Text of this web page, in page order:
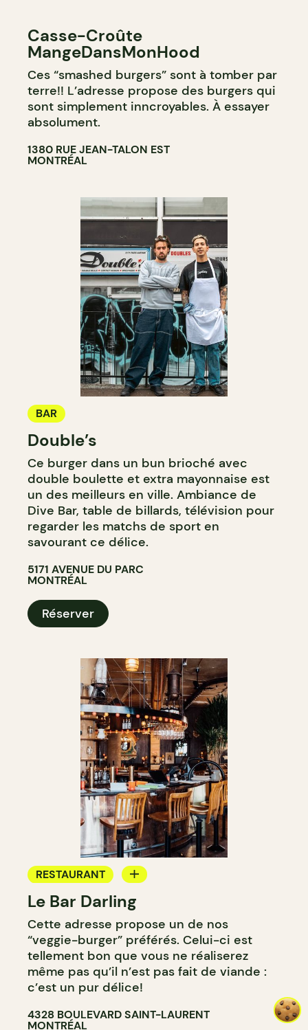
Casse-Croûte
MangeDansMonHood
Ces “smashed burgers” sont à tomber par
terre!! L’adresse propose des burgers qui
sont simplement inncroyables. À essayer
absolument.
1380 RUE JEAN-TALON EST
MONTRÉAL
BAR
Double’s
Ce burger dans un bun brioché avec
double boulette et extra mayonnaise est
un des meilleurs en ville. Ambiance de
Dive Bar, table de billards, télévision pour
regarder les matchs de sport en
savourant ce délice.
5171 AVENUE DU PARC
MONTRÉAL
Réserver
RESTAURANT
CAFÉ
BAR
BAR À COCKTAIL
Le Bar Darling
Cette adresse propose un de nos
“veggie-burger” préférés. Celui-ci est
tellement bon que vous ne réaliserez
même pas qu’il n’est pas fait de viande :
c’est un pur délice!
4328 BOULEVARD SAINT-LAURENT
MONTRÉAL